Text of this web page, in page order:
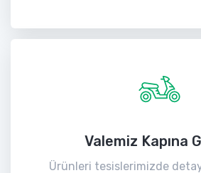
Valemiz Kapına
Ürünleri tesislerimizde